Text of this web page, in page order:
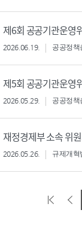
제6회 공공기관운영
2026.06.19. 공공정책
제5회 공공기관운영
2026.05.29. 공공정책
재정경제부 소속 위
2026.05.26. 규제개혁